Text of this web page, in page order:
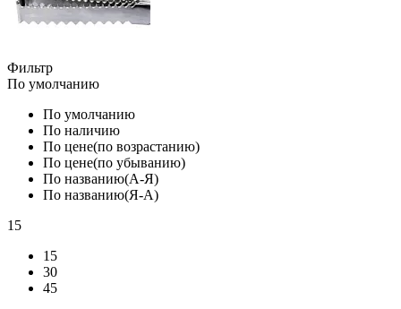
Фильтр
По умолчанию
По умолчанию
По наличию
По цене(по возрастанию)
По цене(по убыванию)
По названию(А-Я)
По названию(Я-А)
15
15
30
45